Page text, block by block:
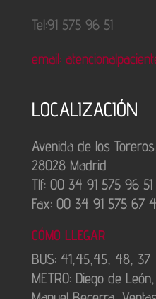
Tel:91 575 96 51
email:
LOCALIZACIÓN
Avenida de los
28028 Madrid
Tlf: 00 34 91 575 96 51
Fax: 00 34 91 575 67
CÓMO LLEGAR
BUS: 41,45,45, 48, 37
METRO: Diego de